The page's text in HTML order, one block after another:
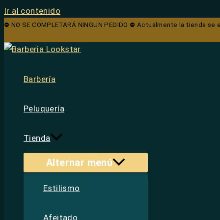
Ir al contenido
⛔ NO SE COMPLETARÁ NINGUN PEDIDO ⛔ Actualmente la
Barbería
Peluquería
Tienda
Alternar menú
Estilismo
Afeitado